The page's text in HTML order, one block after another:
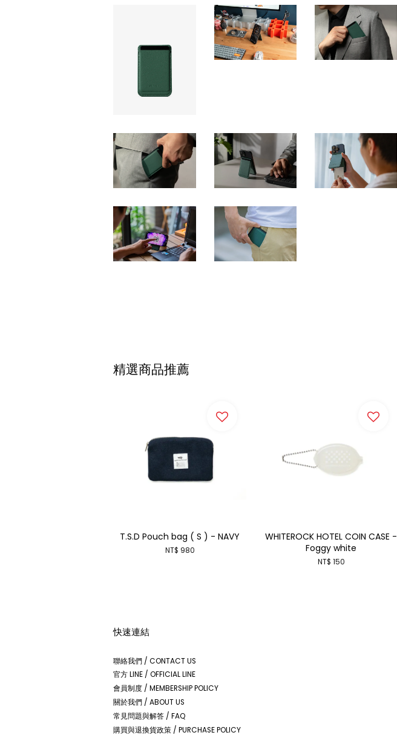
精選商品推薦
T.S.D Pouch bag ( S ) - NAVY
NT$ 980
WHITEROCK HOTEL COIN CASE -
Foggy white
NT$ 150
快速連結
聯絡我們 / CONTACT US
官方 LINE / OFFICIAL LINE
會員制度 / MEMBERSHIP POLICY
關於我們 / ABOUT US
常見問題與解答 / FAQ
購買與退換貨政策 / PURCHASE POLICY